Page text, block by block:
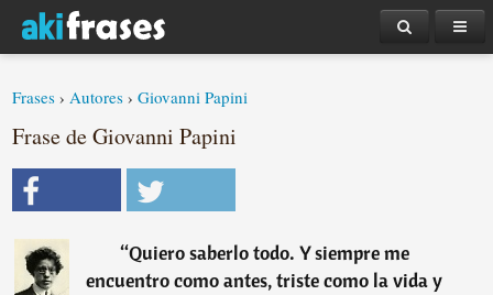
Frases ›Autores ›Giovanni Papini
Frase de Giovanni Papini
“Quiero saberlo todo. Y siempre me
encuentro como antes, triste como la vida y